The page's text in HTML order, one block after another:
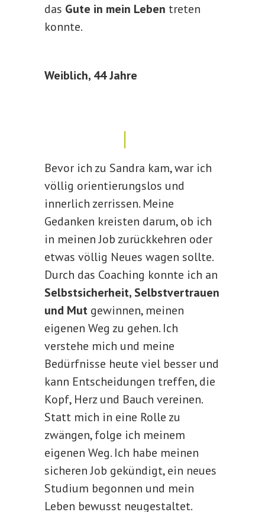
das Gute in mein Leben treten
konnte.
Weiblich, 44 Jahre
Bevor ich zu Sandra kam, war ich
völlig orientierungslos und
innerlich zerrissen. Meine
Gedanken kreisten darum, ob ich
in meinen Job zurückkehren oder
etwas völlig Neues wagen sollte.
Durch das Coaching konnte ich an
Selbstsicherheit, Selbstvertrauen
und Mutgewinnen, meinen
eigenen Weg zu gehen. Ich
verstehe mich und meine
Bedürfnisse heute viel besser und
kann Entscheidungen treffen, die
Kopf, Herz und Bauch vereinen.
Statt mich in eine Rolle zu
zwängen, folge ich meinem
eigenen Weg. Ich habe meinen
sicheren Job gekündigt, ein neues
Studium begonnen und mein
Leben bewusst neugestaltet.